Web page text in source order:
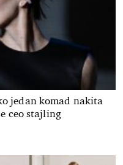
jedan komad nakita
ceo stajling